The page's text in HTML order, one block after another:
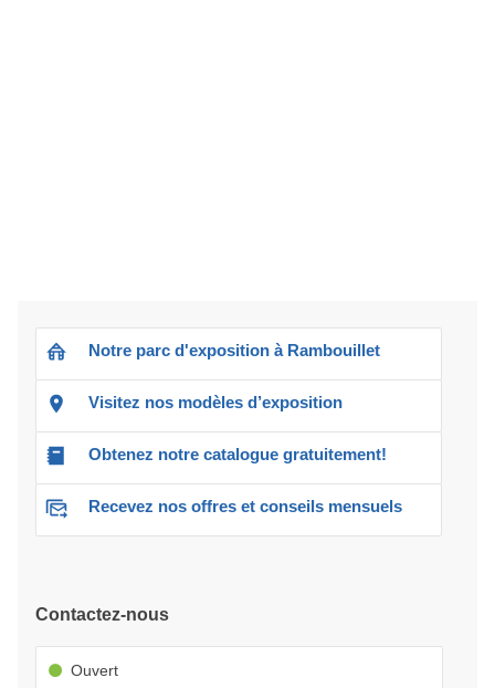
Notre parc d'exposition à Rambouillet
Visitez nos modèles d’exposition
Obtenez notre catalogue gratuitement!
Recevez nos offres et conseils mensuels
Contactez-nous
Ouvert